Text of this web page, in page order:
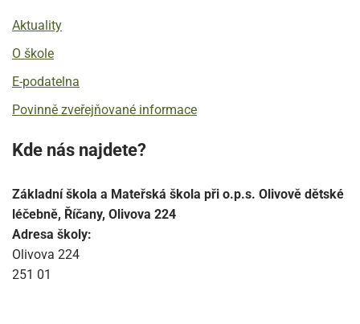
Aktuality
O škole
E-podatelna
Povinně zveřejňované informace
Kde nás najdete?
Základní škola a Mateřská škola při o.p.s. Olivově dětské
léčebně, Říčany, Olivova 224
Adresa školy:
Olivova 224
251 01